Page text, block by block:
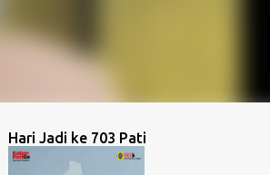
Hari Jadi ke 703 Pati